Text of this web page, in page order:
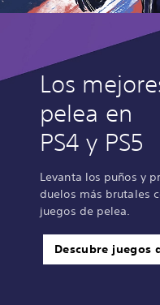
Los
pelea en
PS4 y PS5
Levanta los puños y
duelos más brutales
juegos de pelea.
Descubre juegos